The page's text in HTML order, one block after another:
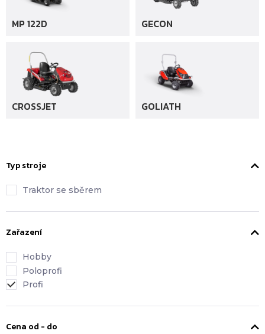
MP 122D GECON
CROSSJET GOLIATH
Typ stroje
Traktor se sběrem
Zařazení
Hobby
Poloprofi
Profi
Cena od - do